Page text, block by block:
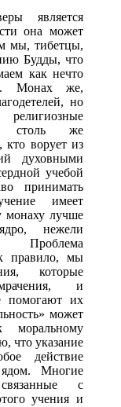
является
она может
мы, тибетцы,
Будды, что
как нечто
Монах же,
но
столь же
кто ворует из
духовными
учебой
принимать
имеет
монаху лучше
нежели
Проблема
правило, мы
которые
и
помогают их
может
моральному
что указание
действие
ядом. Многие
с
учения и